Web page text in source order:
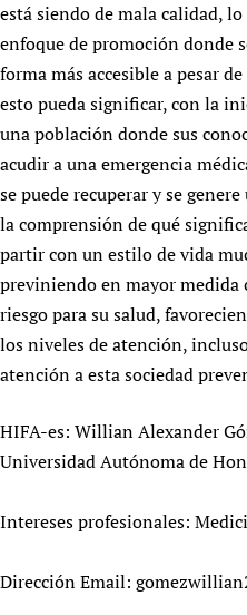
está siendo de mala calidad,
enfoque de promoción donde
forma más accesible a pesar
esto pueda significar, con la
una población donde sus
acudir a una emergencia
se puede recuperar y se
la comprensión de qué
partir con un estilo de vida
previniendo en mayor medida
riesgo para su salud,
los niveles de atención,
atención a esta sociedad
HIFA-es: Willian Alexander
Universidad Autónoma de
Intereses profesionales:
Dirección Email: